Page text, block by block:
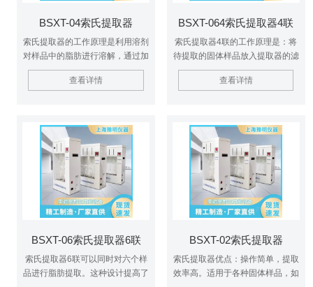
BSXT-04索氏提取器
索氏提取器的工作原理是利用溶剂
对样品中的脂肪进行溶解，通过加
热使溶剂沸腾，从而将脂肪提取出
来。提取过程中，溶剂在提取瓶中
回流使得溶剂与样品充分接触，从
而提高提取效率。
查看详情
BSXT-064索氏提取器4联
索氏提取器4联的工作原理是：将
待提取的固体样品放入提取器的滤
纸套中，然后加入适量的溶剂。通
过加热使溶剂沸腾，产生的蒸汽上
溶剂在提取器中不断循环，使固体
样品中的目标成分逐渐溶解到溶剂
中。同时，虹吸作用使溶剂在四个
提取器之间均匀分配，保证每个提
取器的实验条件一致。
查看详情
BSXT-06索氏提取器6联
索氏提取器6联可以同时对六个样
品进行脂肪提取。这种设计提高了
BSXT-02索氏提取器
索氏提取器优点：操作简单，提取
效率高。适用于各种固体样品，如